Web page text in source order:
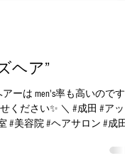
ヘア”
ーは men's率も高いのです
ください✨ ＼ #成田 #アッ
#美容院 #ヘアサロン #成田
合わせカット...